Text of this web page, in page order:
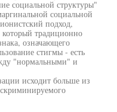
социальной структуры"
социальной
подход,
традиционно
означающего
стигмы - есть
"нормальными" и
исходит больше из